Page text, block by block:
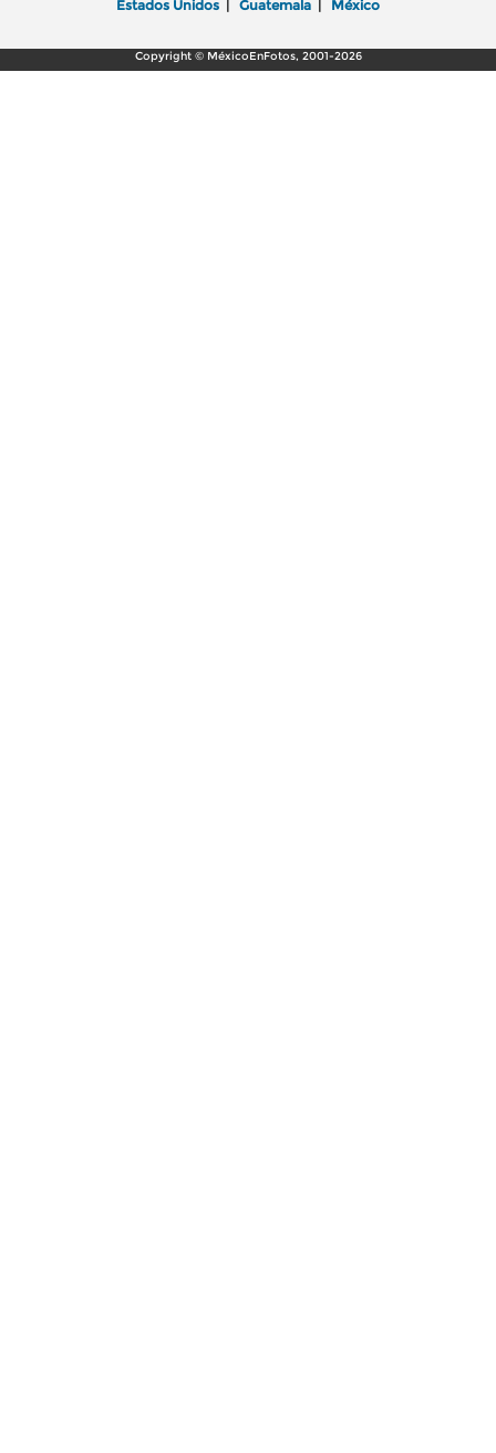
Estados Unidos | Guatemala | México
Copyright © MéxicoEnFotos, 2001-2026